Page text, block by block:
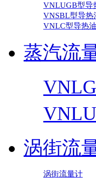
VNLUGB型导
VNSBL型导热
VNLC型导热
蒸汽流
涡街流
涡街流量计